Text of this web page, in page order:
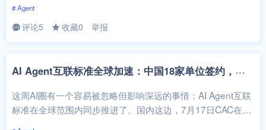
# Agent
评论5 收藏0 举报
A
I Agent互联标准全球加速：中国18家单位签约，行业格局要变
这周AI圈有一个容易被忽略但影响深远的事情：AI Agent互联
标准在全球范围内同步推进了。国内这边，7月17日CAC在W